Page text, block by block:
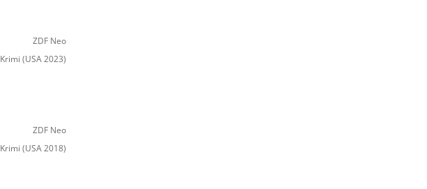
ZDF Neo
Krimi (USA 2023)
ZDF Neo
Krimi (USA 2018)